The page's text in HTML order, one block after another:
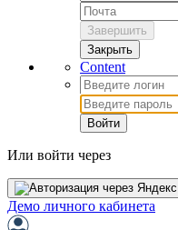
Завершить
Закрыть
Content
Войти
Или войти через
Демо личного кабинета